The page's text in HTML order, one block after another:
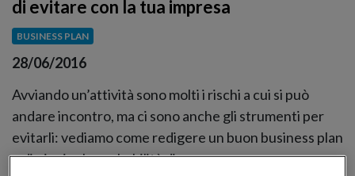
di evitare con la tua impresa
BUSINESS PLAN
28/06/2016
Avviando un’attività sono molti i rischi a cui si può
andare incontro, ma ci sono anche gli strumenti per
evitarli: vediamo come redigere un buon business plan
e diminuire le probabilità di errore